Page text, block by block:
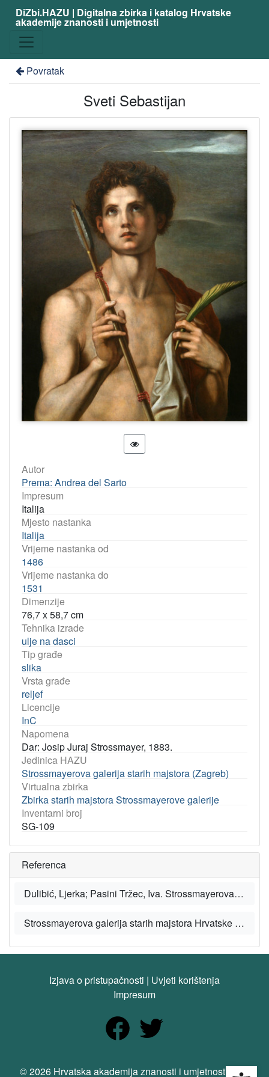
DiZbi.HAZU | Digitalna zbirka i katalog Hrvatske
akademije znanosti i umjetnosti
Povratak
Sveti Sebastijan
Autor
Prema: Andrea del Sarto
Impresum
Italija
Mjesto nastanka
Italija
Vrijeme nastanka od
1486
Vrijeme nastanka do
1531
Dimenzije
76,7 x 58,7 cm
Tehnika izrade
ulje na dasci
Tip građe
slika
Vrsta građe
reljef
Licencije
InC
Napomena
Dar: Josip Juraj Strossmayer, 1883.
Jedinica HAZU
Strossmayerova galerija starih majstora (Zagreb)
Virtualna zbirka
Zbirka starih majstora Strossmayerove galerije
Inventarni broj
SG-109
Referenca
Dulibić, Ljerka; Pasini Tržec, Iva. Strossmayerova zbirka starih majstora. Zagreb: HAZU, 2018.
Strossmayerova galerija starih majstora Hrvatske akademije znanosti i umjetnosti [mrežno mjesto/web sites], HAZU.
Izjava o pristupačnosti | Uvjeti korištenja
Impresum
© 2026 Hrvatska akademija znanosti i umjetnosti. Sva